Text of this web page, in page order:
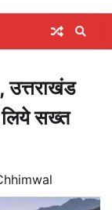
उत्तराखंड
लिये सख्त